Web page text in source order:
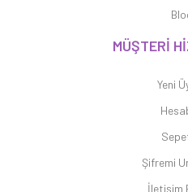
MÜŞTERİ
Yeni
Şifremi
İletişim